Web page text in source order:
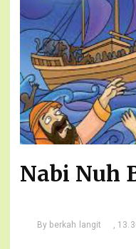
Nabi Nuh
By berkah langit ,